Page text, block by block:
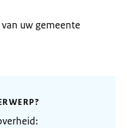
uw gemeente